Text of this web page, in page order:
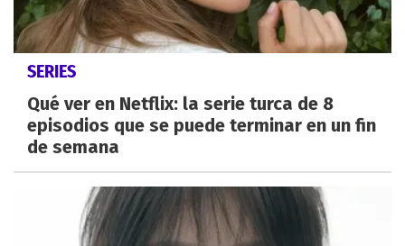
SERIES
Qué ver en Netflix: la serie turca de 8
episodios que se puede terminar en un fin
de semana